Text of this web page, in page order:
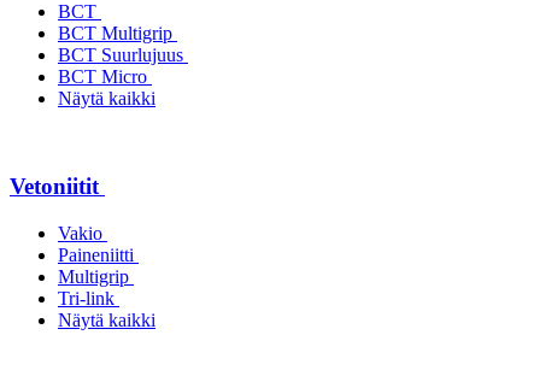
BCT
BCT Multigrip
BCT Suurlujuus
BCT Micro
Näytä kaikki
Vetoniitit
Vakio
Paineniitti
Multigrip
Tri-link
Näytä kaikki